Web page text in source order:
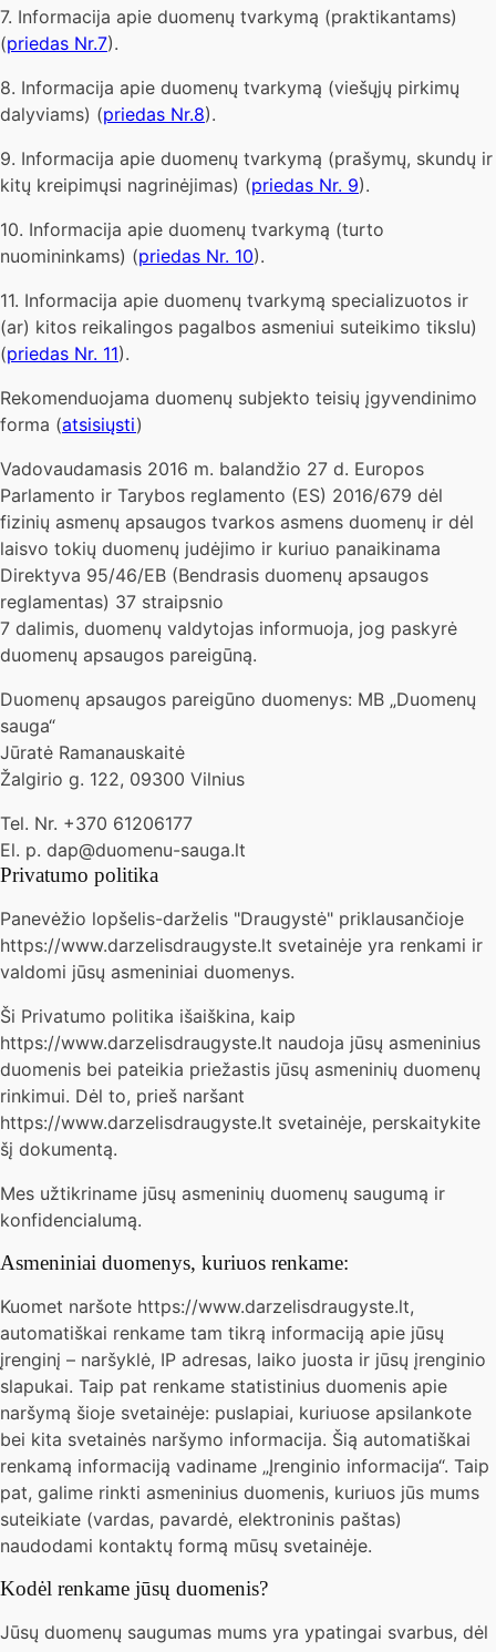
7. Informacija apie duomenų tvarkymą (praktikantams)
(priedas Nr.7).
8. Informacija apie duomenų tvarkymą (viešųjų pirkimų
dalyviams) (priedas Nr.8).
9. Informacija apie duomenų tvarkymą (prašymų, skundų ir
kitų kreipimųsi nagrinėjimas) (priedas Nr. 9).
10. Informacija apie duomenų tvarkymą (turto
nuomininkams) (priedas Nr. 10).
11. Informacija apie duomenų tvarkymą specializuotos ir
(ar) kitos reikalingos pagalbos asmeniui suteikimo tikslu)
(priedas Nr. 11).
Rekomenduojama duomenų subjekto teisių įgyvendinimo
forma (atsisiųsti)
Vadovaudamasis 2016 m. balandžio 27 d. Europos
Parlamento ir Tarybos reglamento (ES) 2016/679 dėl
fizinių asmenų apsaugos tvarkos asmens duomenų ir dėl
laisvo tokių duomenų judėjimo ir kuriuo panaikinama
Direktyva 95/46/EB (Bendrasis duomenų apsaugos
reglamentas) 37 straipsnio
7 dalimis, duomenų valdytojas informuoja, jog paskyrė
duomenų apsaugos pareigūną.
Duomenų apsaugos pareigūno duomenys: MB „Duomenų
sauga“
Jūratė Ramanauskaitė
Žalgirio g. 122, 09300 Vilnius
Tel. Nr. +370 61206177
El. p. dap@duomenu-sauga.lt
Privatumo politika
Panevėžio lopšelis-darželis "Draugystė" priklausančioje
https://www.darzelisdraugyste.lt svetainėje yra renkami ir
valdomi jūsų asmeniniai duomenys.
Ši Privatumo politika išaiškina, kaip
https://www.darzelisdraugyste.lt naudoja jūsų asmeninius
duomenis bei pateikia priežastis jūsų asmeninių duomenų
rinkimui. Dėl to, prieš naršant
https://www.darzelisdraugyste.lt svetainėje, perskaitykite
šį dokumentą.
Mes užtikriname jūsų asmeninių duomenų saugumą ir
konfidencialumą.
Asmeniniai duomenys, kuriuos renkame:
Kuomet naršote https://www.darzelisdraugyste.lt,
automatiškai renkame tam tikrą informaciją apie jūsų
įrenginį – naršyklė, IP adresas, laiko juosta ir jūsų įrenginio
slapukai. Taip pat renkame statistinius duomenis apie
naršymą šioje svetainėje: puslapiai, kuriuose apsilankote
bei kita svetainės naršymo informacija. Šią automatiškai
renkamą informaciją vadiname „Įrenginio informacija“. Taip
pat, galime rinkti asmeninius duomenis, kuriuos jūs mums
suteikiate (vardas, pavardė, elektroninis paštas)
naudodami kontaktų formą mūsų svetainėje.
Kodėl renkame jūsų duomenis?
Jūsų duomenų saugumas mums yra ypatingai svarbus, dėl